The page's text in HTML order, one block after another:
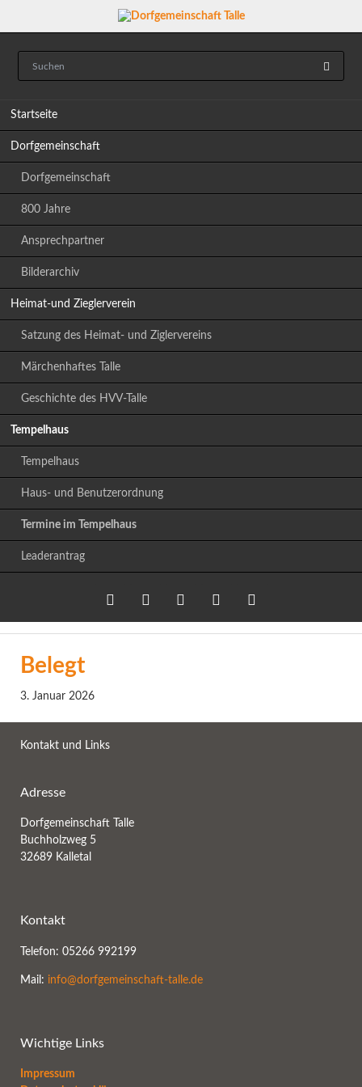
Startseite
Dorfgemeinschaft
Dorfgemeinschaft
800 Jahre
Ansprechpartner
Bilderarchiv
Heimat-und Zieglerverein
Satzung des Heimat- und Ziglervereins
Märchenhaftes Talle
Geschichte des HVV-Talle
Tempelhaus
Tempelhaus
Haus- und Benutzerordnung
Termine im Tempelhaus
Leaderantrag
Belegt
3. Januar 2026
Kontakt und Links
Adresse
Dorfgemeinschaft Talle
Buchholzweg 5
32689 Kalletal
Kontakt
Telefon: 05266 992199
Mail: info@dorfgemeinschaft-talle.de
Wichtige Links
Impressum